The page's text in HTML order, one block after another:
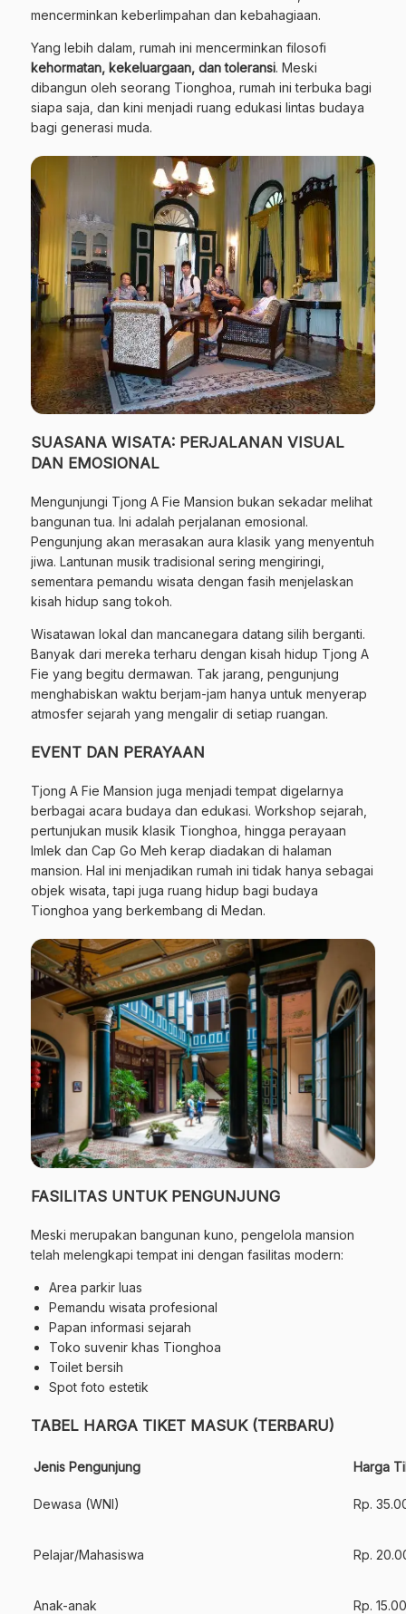
mencerminkan keberlimpahan dan kebahagiaan.
Yang lebih dalam, rumah ini mencerminkan filosofi
kehormatan, kekeluargaan, dan toleransi. Meski
dibangun oleh seorang Tionghoa, rumah ini terbuka bagi
siapa saja, dan kini menjadi ruang edukasi lintas budaya
bagi generasi muda.
SUASANA WISATA: PERJALANAN VISUAL
DAN EMOSIONAL
Mengunjungi Tjong A Fie Mansion bukan sekadar melihat
bangunan tua. Ini adalah perjalanan emosional.
Pengunjung akan merasakan aura klasik yang menyentuh
jiwa. Lantunan musik tradisional sering mengiringi,
sementara pemandu wisata dengan fasih menjelaskan
kisah hidup sang tokoh.
Wisatawan lokal dan mancanegara datang silih berganti.
Banyak dari mereka terharu dengan kisah hidup Tjong A
Fie yang begitu dermawan. Tak jarang, pengunjung
menghabiskan waktu berjam-jam hanya untuk menyerap
atmosfer sejarah yang mengalir di setiap ruangan.
EVENT DAN PERAYAAN
Tjong A Fie Mansion juga menjadi tempat digelarnya
berbagai acara budaya dan edukasi. Workshop sejarah,
pertunjukan musik klasik Tionghoa, hingga perayaan
Imlek dan Cap Go Meh kerap diadakan di halaman
mansion. Hal ini menjadikan rumah ini tidak hanya sebagai
objek wisata, tapi juga ruang hidup bagi budaya
Tionghoa yang berkembang di Medan.
FASILITAS UNTUK PENGUNJUNG
Meski merupakan bangunan kuno, pengelola mansion
telah melengkapi tempat ini dengan fasilitas modern:
Area parkir luas
Pemandu wisata profesional
Papan informasi sejarah
Toko suvenir khas Tionghoa
Toilet bersih
Spot foto estetik
TABEL HARGA TIKET MASUK (TERBARU)
Jenis Pengunjung Harga
Dewasa (WNI) Rp.
Pelajar/Mahasiswa Rp.
Anak-anak Rp.